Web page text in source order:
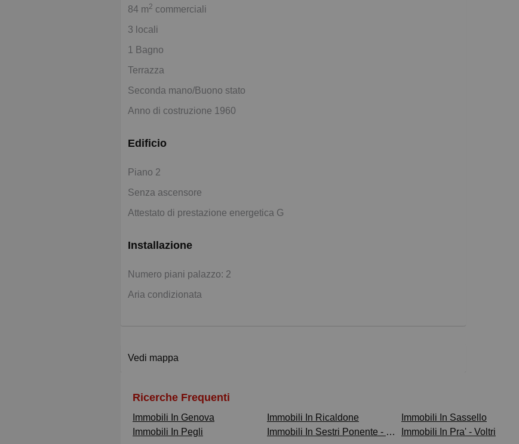
84 m2 commerciali
3 locali
1 Bagno
Terrazza
Seconda mano/Buono stato
Anno di costruzione 1960
Edificio
Piano 2
Senza ascensore
Attestato di prestazione energetica G
Installazione
Numero piani palazzo: 2
Aria condizionata
Vedi mappa
Ricerche Frequenti
Immobili In Genova Immobili In Ricaldone Immobili In Sassello
Immobili In Pegli
Immobili In Sestri Ponente - Borzoli Immobili In Pra' - Voltri